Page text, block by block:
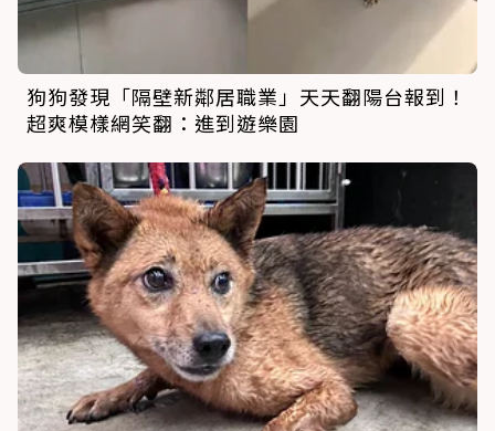
狗狗發現「隔壁新鄰居職業」天天翻陽台報到！
超爽模樣網笑翻：進到遊樂園